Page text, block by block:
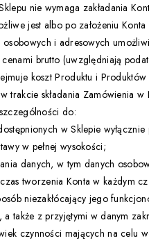
nie wymaga zakładania
jest albo po założeniu
i adresowych
brutto (uwzględniają
koszt Produktu i
trakcie składania Zamówienia
do:
w Sklepie
w pełnej wysokości;
danych, w tym danych
tworzenia Konta w każdym
niezakłócający jego
także z przyjętymi w danym
czynności mających na celu